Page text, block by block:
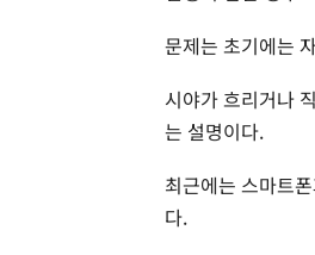
문제는 초기에는
시야가 흐리거나
는 설명이다.
최근에는 스마트
다.